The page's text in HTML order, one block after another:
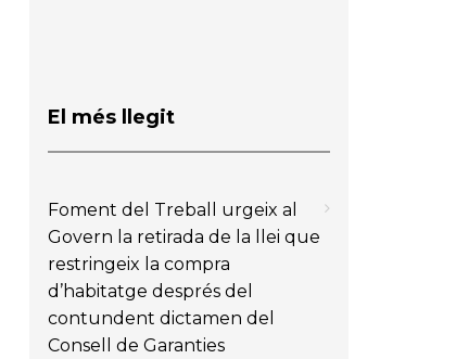
El més llegit
Foment del Treball urgeix al
Govern la retirada de la llei que
restringeix la compra
d’habitatge després del
contundent dictamen del
Consell de Garanties